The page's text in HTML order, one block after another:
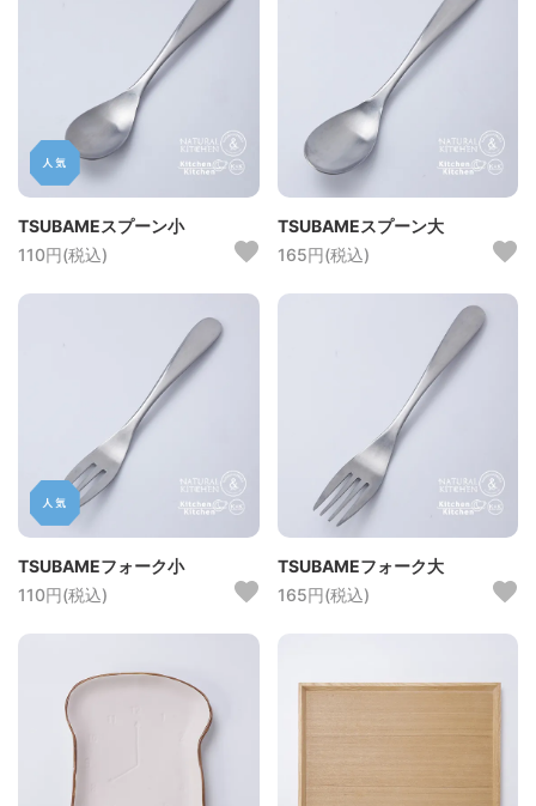
TSUBAMEスプーン小
110円(税込)
TSUBAMEスプーン大
165円(税込)
TSUBAMEフォーク小
110円(税込)
TSUBAMEフォーク大
165円(税込)